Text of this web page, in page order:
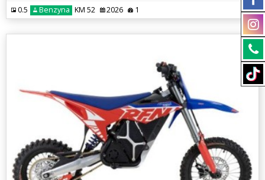
0.5 Benzyna KM 52 2026 1